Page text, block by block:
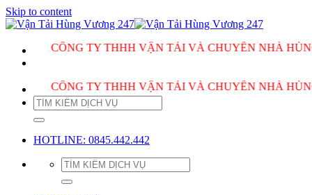
Skip to content
CÔNG TY THHH VẬN TẢI VÀ CHUYỂN NHÀ HÙNG
CÔNG TY THHH VẬN TẢI VÀ CHUYỂN NHÀ HÙNG
HOTLINE: 0845.442.442